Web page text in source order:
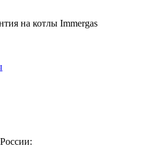
на котлы Immergas